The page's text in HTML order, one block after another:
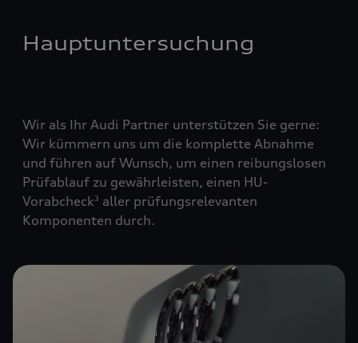
Hauptuntersuchung
Wir als Ihr Audi Partner unterstützen Sie gerne:
Wir kümmern uns um die komplette Abnahme
und führen auf Wunsch, um einen reibungslosen
Prüfablauf zu gewährleisten, einen HU-
Vorabcheck3 aller prüfungsrelevanten
Komponenten durch.